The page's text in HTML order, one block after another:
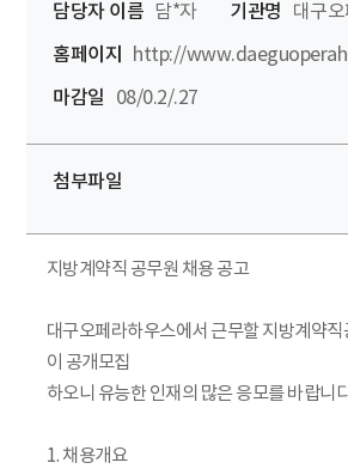
담당자 이름 담*자 기관명
대구
홈페이지
http://
마감일
08/0.2/.27
첨부파일
지방계약직 공무원 채용 공고
대구오페라하우스에서 근무할 지방계약
이 공개모집
하오니 유능한 인재의 많은 응모를 바랍니
1. 채용개요